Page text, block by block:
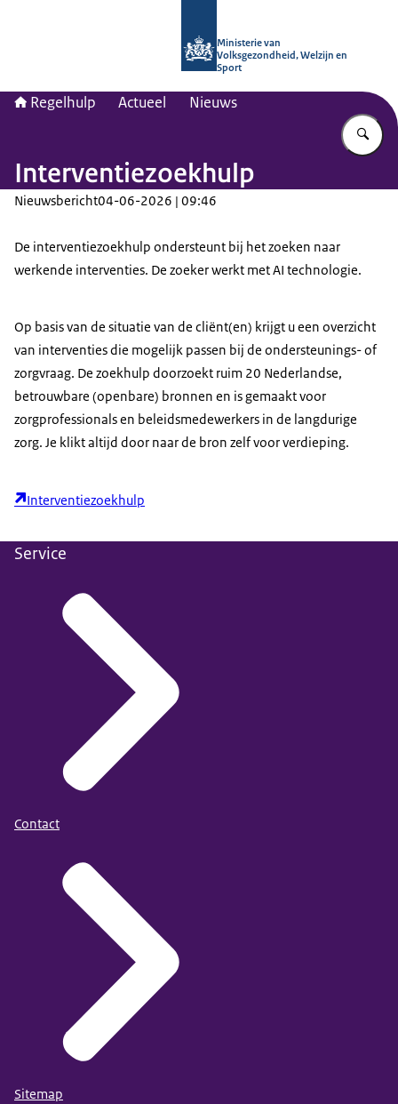
Ministerie van
Volksgezondheid, Welzijn en
Sport
Regelhulp Actueel Nieuws
Interventiezoekhulp
Nieuwsbericht04-06-2026 | 09:46
De interventiezoekhulp ondersteunt bij het zoeken naar
werkende interventies. De zoeker werkt met AI technologie.
Op basis van de situatie van de cliënt(en) krijgt u een overzicht
van interventies die mogelijk passen bij de ondersteunings- of
zorgvraag. De zoekhulp doorzoekt ruim 20 Nederlandse,
betrouwbare (openbare) bronnen en is gemaakt voor
zorgprofessionals en beleidsmedewerkers in de langdurige
zorg. Je klikt altijd door naar de bron zelf voor verdieping.
Interventiezoekhulp
Service
Contact
Sitemap